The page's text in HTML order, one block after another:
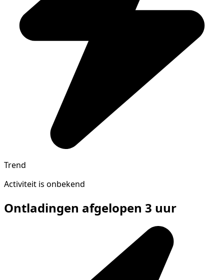
Trend
Activiteit is onbekend
Ontladingen afgelopen 3 uur